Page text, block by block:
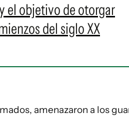
el objetivo de otorgar
del siglo XX
amenazaron a los